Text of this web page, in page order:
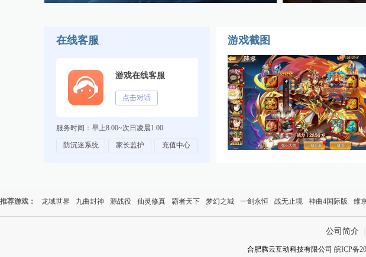
在线客服
游戏在线客服
点击对话
服务时间：早上8:00~次日凌晨1:00
防沉迷系统 家长监护 充值中心
游戏截图
推荐游戏： 龙域世界 九曲封神 源战役 仙灵修真 霸者天下 梦幻之城 一剑永恒 战无止境 神曲4国际版 维
公司简介
合肥腾云互动科技有限公司 皖ICP备